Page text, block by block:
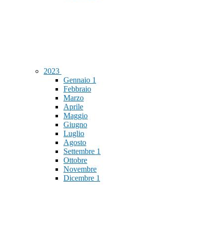
2023
Gennaio 1
Febbraio
Marzo
Aprile
Maggio
Giugno
Luglio
Agosto
Settembre 1
Ottobre
Novembre
Dicembre 1